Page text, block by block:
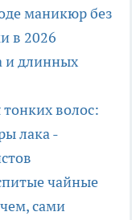
маникюр без
в 2026
и длинных
волос:
лака -
чайные
сами